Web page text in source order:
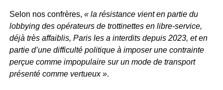
Selon nos confrères, « la résistance vient en partie du
lobbying des opérateurs de trottinettes en libre-service,
déjà très affaiblis, Paris les a interdits depuis 2023, et en
partie d’une difficulté politique à imposer une contrainte
perçue comme impopulaire sur un mode de transport
présenté comme vertueux ».